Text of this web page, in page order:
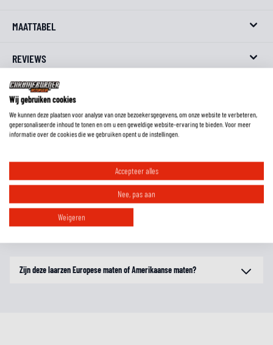
MAATTABEL
REVIEWS
FAQ
Moet ik motorlaarzen altijd een maat groter bestellen?
Welke laarzen zijn geschikt voor welk seizoen?
Zijn deze laarzen Europese maten of Amerikaanse maten?
Wij gebruiken cookies
We kunnen deze plaatsen voor analyse van onze bezoekersgegevens, om onze website te verbeteren,
gepersonaliseerde inhoud te tonen en om u een geweldige website-ervaring te bieden. Voor meer
informatie over de cookies die we gebruiken opent u de instellingen.
Accepteer alles
Nee, pas aan
Weigeren